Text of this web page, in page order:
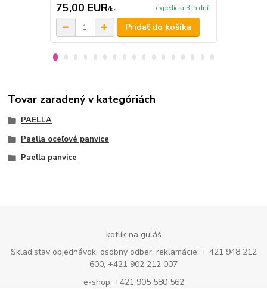
75,00 EUR/ks expedícia 3-5 dní
Pridať do košíka
Tovar zaradený v kategóriách
PAELLA
Paella oceľové panvice
Paella panvice
kotlík na guláš
Sklad,stav objednávok, osobný odber, reklamácie: + 421 948 212
600, +421 902 212 007
e-shop: +421 905 580 562